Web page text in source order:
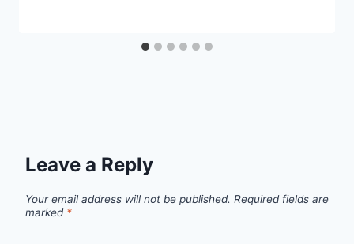
Leave a Reply
Your email address will not be published. Required fields are
marked *